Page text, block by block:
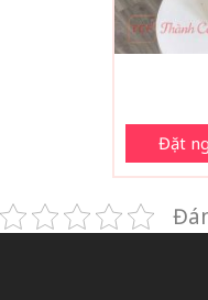
Đặt